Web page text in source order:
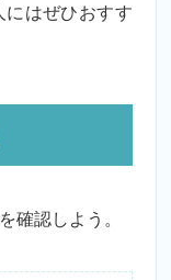
はぜひおすす
確認しよう。